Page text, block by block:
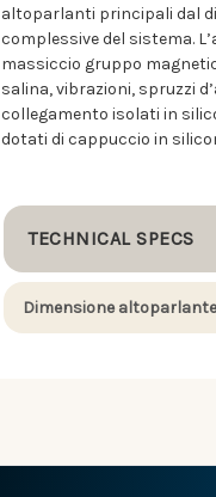
altoparlanti principali dal
complessive del sistema.
massiccio gruppo
salina, vibrazioni, spruzzi
collegamento isolati in
dotati di cappuccio in
TECHNICAL SPECS
Dimensione altoparlante